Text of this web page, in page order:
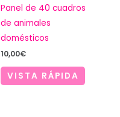
Panel de 40 cuadros
de animales
domésticos
10,00€
VISTA RÁPIDA